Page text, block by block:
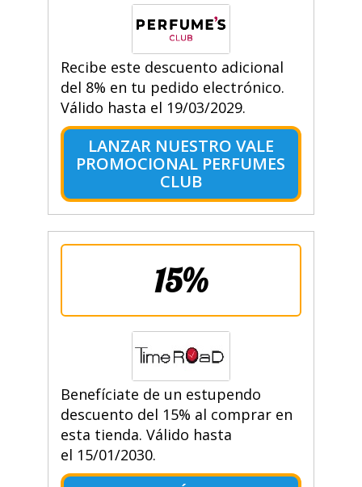
Recibe este descuento adicional
del 8% en tu pedido electrónico.
Válido hasta el 19/03/2029.
LANZAR NUESTRO VALE
PROMOCIONAL PERFUMES
CLUB
15%
Benefíciate de un estupendo
descuento del 15% al comprar en
esta tienda. Válido hasta
el 15/01/2030.